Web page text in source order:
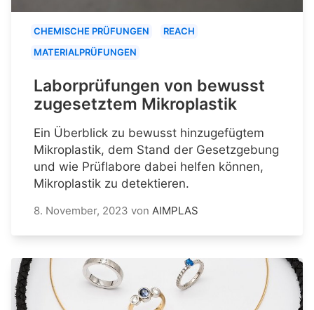
CHEMISCHE PRÜFUNGEN
REACH
MATERIALPRÜFUNGEN
Laborprüfungen von bewusst
zugesetztem Mikroplastik
Ein Überblick zu bewusst hinzugefügtem
Mikroplastik, dem Stand der Gesetzgebung
und wie Prüflabore dabei helfen können,
Mikroplastik zu detektieren.
8. November, 2023 von AIMPLAS